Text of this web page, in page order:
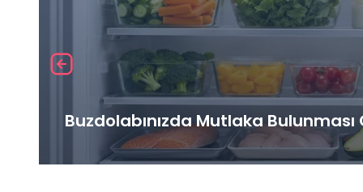
Buzdolabınızda Mutlaka Bulunması